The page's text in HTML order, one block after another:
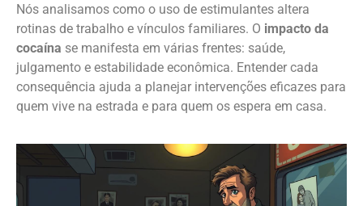
Nós analisamos como o uso de estimulantes altera
rotinas de trabalho e vínculos familiares. O impacto da
cocaína se manifesta em várias frentes: saúde,
julgamento e estabilidade econômica. Entender cada
consequência ajuda a planejar intervenções eficazes para
quem vive na estrada e para quem os espera em casa.